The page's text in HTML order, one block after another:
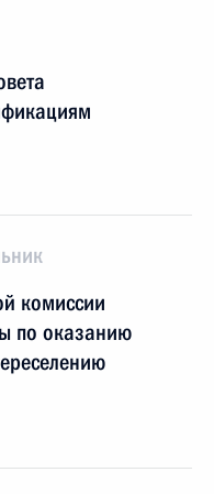
комиссии
по оказанию